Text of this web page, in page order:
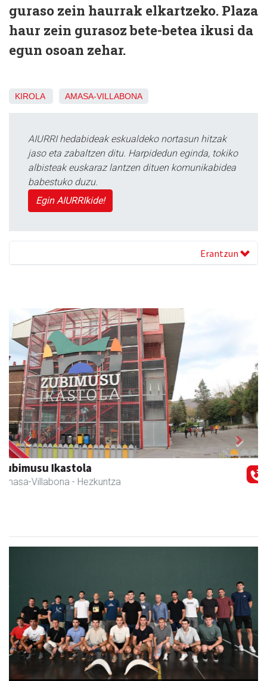
guraso zein haurrak elkartzeko. Plaza
haur zein gurasoz bete-betea ikusi da
egun osoan zehar.
KIROLA AMASA-VILLABONA
AIURRI hedabideak eskualdeko nortasun hitzak
jaso eta zabaltzen ditu. Harpidedun eginda, tokiko
albisteak euskaraz lantzen dituen komunikabidea
babestuko duzu.
Egin AIURRIkide!
Erantzun
Erniobea BHI
Amasa-Villabona - Hezkuntza
Previous Next